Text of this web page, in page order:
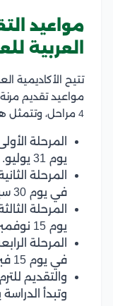
مواعيد
العربية
تتيح الأكاديمية
مواعيد تقديم
4 مراحل، وتتمثل هذه المراحل فيما يلي:
يوم 31 يوليو.
في يوم 30 سبتمبر.
يوم 15 نوفمبر.
في يوم 15 فبراير في العام التالي.
وتبدأ الدراسة